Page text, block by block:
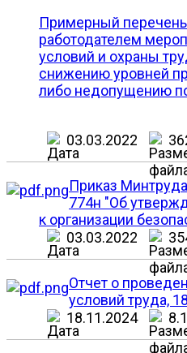
Примерный
работодателем
условий и охраны
снижению уровней
либо недопущению
03.03.2022
Приказ
774н "Об
к организации
03.03.2022
Отчет о
условий труда,
18.11.2024